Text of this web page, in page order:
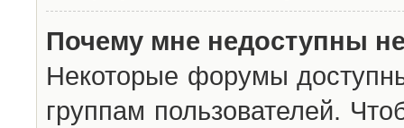
Почему мне недоступны
Некоторые форумы
группам пользователей.